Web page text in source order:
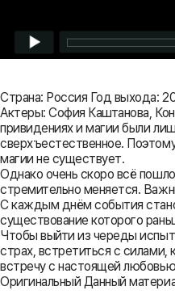
Страна: Россия Год выхода:
Актеры: София Каштанова,
привидениях и магии были
сверхъестественное.
магии не существует.
Однако очень скоро всё
стремительно меняется.
С каждым днём события
существование которого
Чтобы выйти из череды
страх, встретиться с
встречу с настоящей
Оригинальный Данный